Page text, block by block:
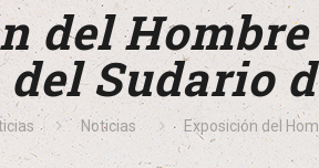
del Hombre
del Sudario
Noticias Exposición del